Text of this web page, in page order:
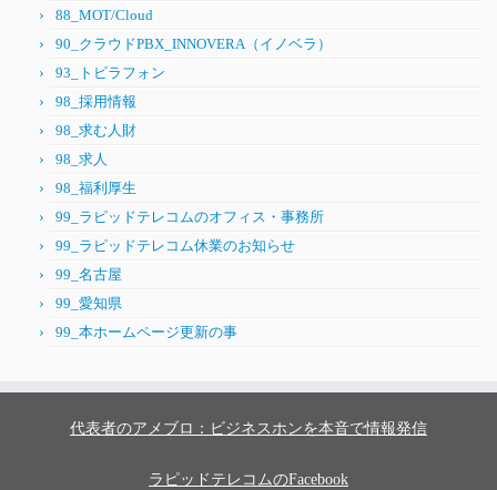
88_MOT/Cloud
90_クラウドPBX_INNOVERA（イノベラ）
93_トビラフォン
98_採用情報
98_求む人財
98_求人
98_福利厚生
99_ラピッドテレコムのオフィス・事務所
99_ラピッドテレコム休業のお知らせ
99_名古屋
99_愛知県
99_本ホームページ更新の事
代表者のアメブロ：ビジネスホンを本音で情報発信
ラピッドテレコムのFacebook